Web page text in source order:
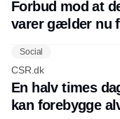
Forbud mod at
varer gælder nu
Social
CSR.dk
En halv times
kan forebygge